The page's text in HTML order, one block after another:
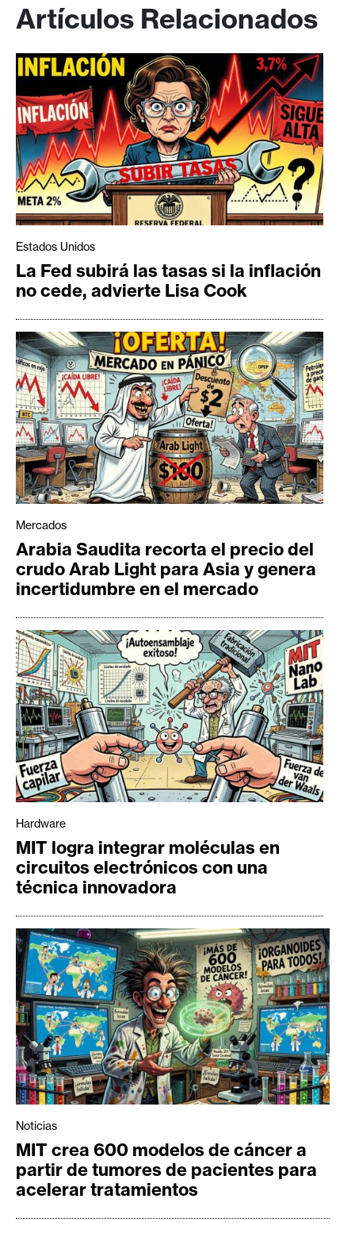
Artículos Relacionados
Estados Unidos
La Fed subirá las tasas si la inflación
no cede, advierte Lisa Cook
Mercados
Arabia Saudita recorta el precio del
crudo Arab Light para Asia y genera
incertidumbre en el mercado
Hardware
MIT logra integrar moléculas en
circuitos electrónicos con una
técnica innovadora
Noticias
MIT crea 600 modelos de cáncer a
partir de tumores de pacientes para
acelerar tratamientos